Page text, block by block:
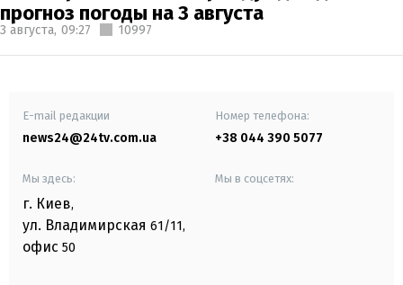
прогноз погоды на 3 августа
3 августа, 09:27 10997
E-mail редакции
news24@24tv.com.ua
Номер телефона:
+38 044 390 5077
Мы здесь:
г. Киев,
ул. Владимирская 61/11,
офис 50
Мы в соцсетях: